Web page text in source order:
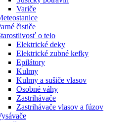
Variče
čističe
o telo
Elektrické deky
Elektrické zubné kefky
Epilátory
Kulmy
Kulmy a sušiče vlasov
Osobné váhy
Zastrihávače
Zastrihávače vlasov a fúzov